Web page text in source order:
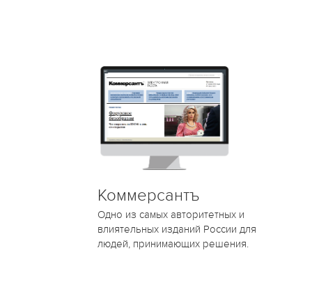
Коммерсантъ
Одно из самых авторитетных и
влиятельных изданий России для
людей, принимающих решения.